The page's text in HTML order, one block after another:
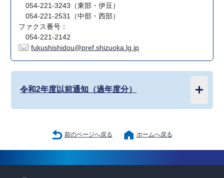
054-221-3243（東部・伊豆）
054-221-2531（中部・西部）
ファクス番号：
054-221-2142
fukushishidou@pref.shizuoka.lg.jp
令和2年度以前通知（過年度分）
前のページへ戻る ホームへ戻る